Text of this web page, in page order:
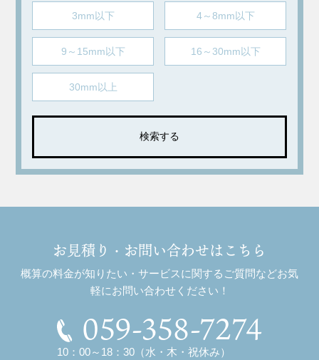
3mm以下 4～8mm以下
9～15mm以下 16～30mm以下
30mm以上
お見積り・お問い合わせはこちら
概算の料金が知りたい・サービスに関するご質問などお気
軽にお問い合わせください！
059-358-7274
10：00～18：30（水・木・祝休み）